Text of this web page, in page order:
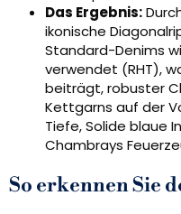
Das Ergebnis:
ikonische
Standard-Denims
verwendet (RHT),
beiträgt, robuster
Kettgarns auf der
Tiefe, Solide blaue
Chambrays
So erkennen Sie